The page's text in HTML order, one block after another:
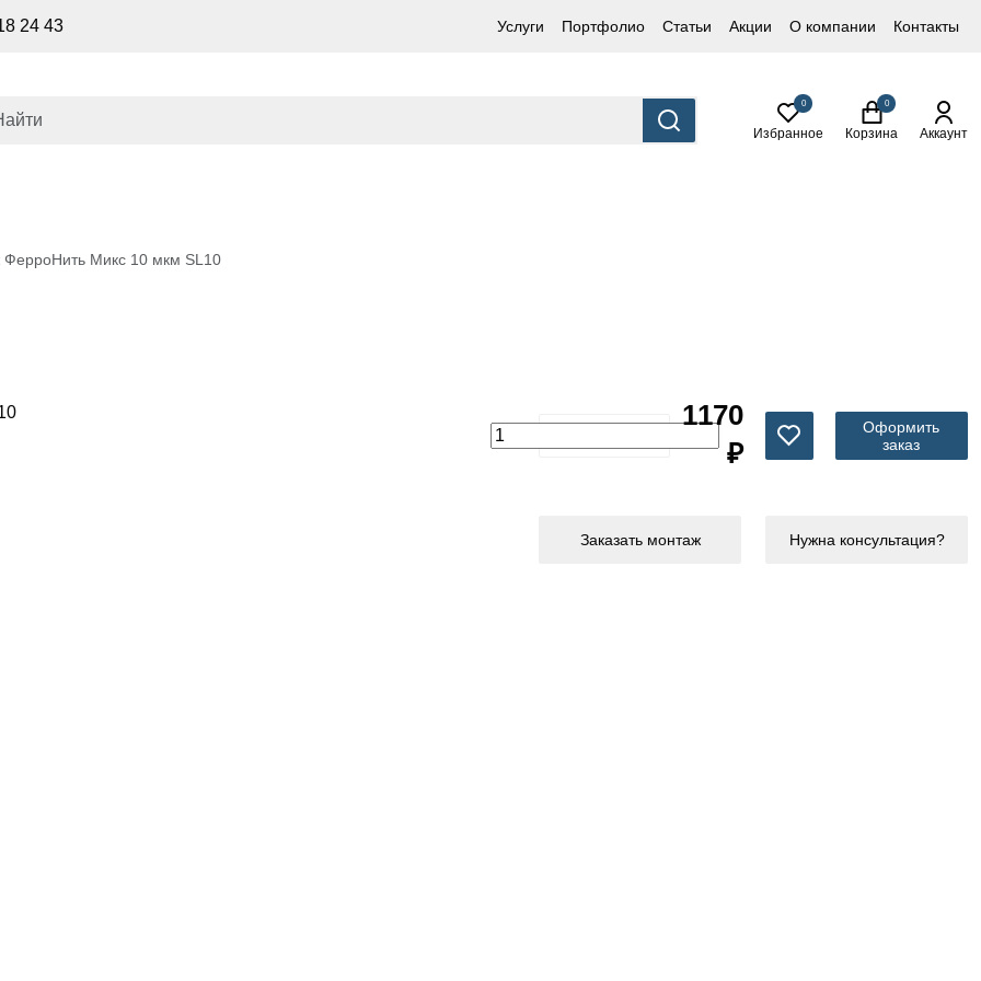
24 43 Услуги Портфолио Статьи Акции О компании Контакты
0
Избранное
0
Корзина Аккаунт
ФерроНить Микс 10 мкм SL10
1170
₽
Оформить
заказ
Заказать монтаж Нужна консультация?